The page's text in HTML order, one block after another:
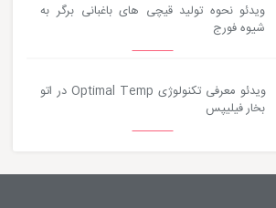
ویدئو نحوه تولید قیچی های باغبانی برگر به
شیوه فورج
ویدئو معرفی تکنولوژی Optimal Temp در اتو
بخار فیلیپس